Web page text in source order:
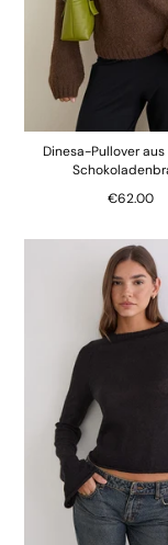
Dinesa-Pullover
€62.00